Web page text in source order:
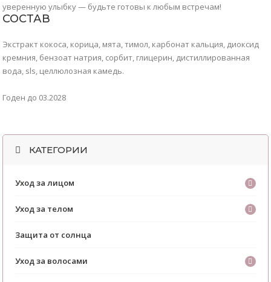
уверенную улыбку — будьте готовы к любым встречам!
СОСТАВ
Экстракт кокоса, корица, мята, тимол, карбонат кальция, диоксид
кремния, бензоат натрия, сорбит, глицерин, дистиллированная
вода, sls, целлюлозная камедь.
Годен до 03.2028
КАТЕГОРИИ
Уход за лицом
Уход за телом
Защита от солнца
Уход за волосами